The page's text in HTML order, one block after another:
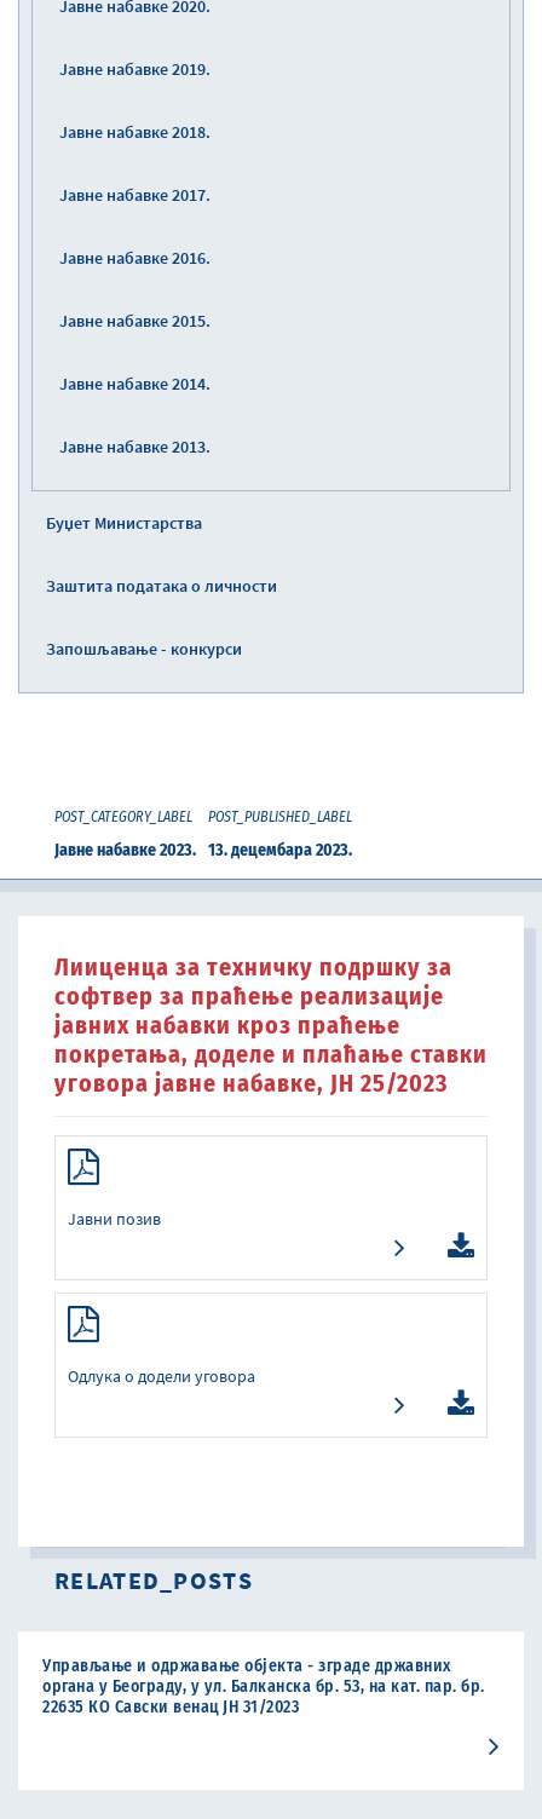
Јавне набавке 2020.
Јавне набавке 2019.
Јавне набавке 2018.
Јавне набавке 2017.
Јавне набавке 2016.
Јавне набавке 2015.
Јавне набавке 2014.
Јавне набавке 2013.
Буџет Министарства
Заштита података о личности
Запошљавање - конкурси
POST_CATEGORY_LABEL
Јавне набавке 2023.
POST_PUBLISHED_LABEL
13. децембара 2023.
Лииценца за техничку подршку за
софтвер за праћење реализације
јавних набавки кроз праћење
покретања, доделе и плаћање ставки
уговора јавне набавке, ЈН 25/2023
Јавни позив
Одлука о додели уговора
RELATED_POSTS
Управљање и одржавање објекта - зграде државних
органа у Београду, у ул. Балканска бр. 53, на кат. пар. бр.
22635 КО Савски венац ЈН 31/2023